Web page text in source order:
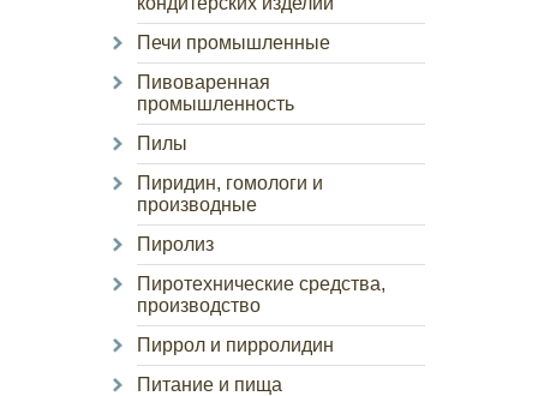
Печи промышленные
Пивоваренная
промышленность
Пилы
Пиридин, гомологи и
производные
Пиролиз
Пиротехнические средства,
производство
Пиррол и пирролидин
Питание и пища